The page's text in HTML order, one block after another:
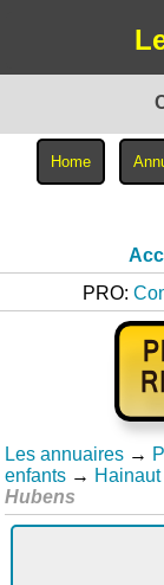
PRO:
Les annuaires →
enfants → Hainaut
Hubens